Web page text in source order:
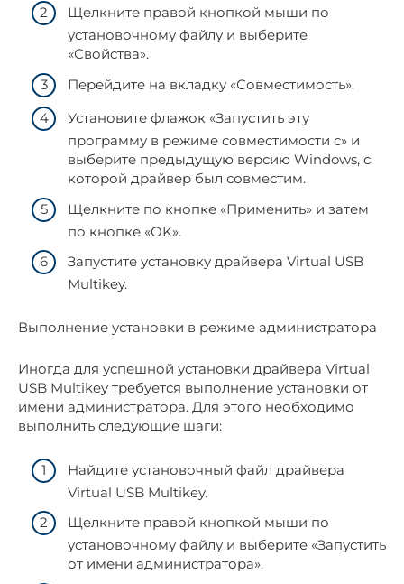
Щелкните правой кнопкой мыши по
установочному файлу и выберите
«Свойства».
Перейдите на вкладку «Совместимость».
Установите флажок «Запустить эту
программу в режиме совместимости с» и
выберите предыдущую версию Windows, с
которой драйвер был совместим.
Щелкните по кнопке «Применить» и затем
по кнопке «OK».
Запустите установку драйвера Virtual USB
Multikey.
Выполнение установки в режиме администратора
Иногда для успешной установки драйвера Virtual
USB Multikey требуется выполнение установки от
имени администратора. Для этого необходимо
выполнить следующие шаги:
Найдите установочный файл драйвера
Virtual USB Multikey.
Щелкните правой кнопкой мыши по
установочному файлу и выберите «Запустить
от имени администратора».